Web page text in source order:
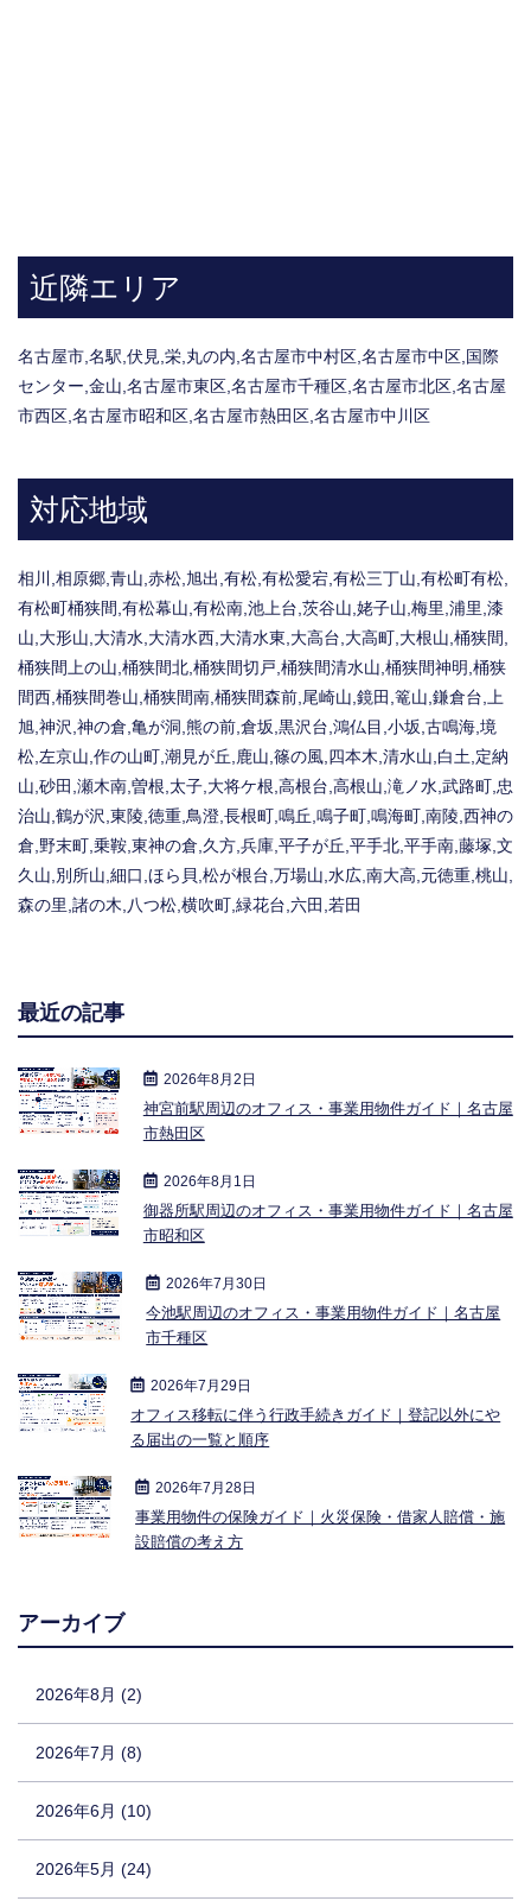
近隣エリア
名古屋市 名駅 伏見 栄 丸の内 名古屋市中村区 名古屋市中区 国際
センター 金山 名古屋市東区, 名古屋市千種区 名古屋市北区 名古屋
市西区 名古屋市昭和区 名古屋市熱田区 名古屋市中川区
対応地域
相川,相原郷,青山,赤松,旭出,有松,有松愛宕,有松三丁山,有松町有松,
有松町桶狭間,有松幕山,有松南,池上台,茨谷山,姥子山,梅里,浦里,漆
山,大形山,大清水,大清水西,大清水東,大高台,大高町,大根山,桶狭間,
桶狭間上の山,桶狭間北,桶狭間切戸,桶狭間清水山,桶狭間神明,桶狭
間西,桶狭間巻山,桶狭間南,桶狭間森前,尾崎山,鏡田,篭山,鎌倉台,上
旭,神沢,神の倉,亀が洞,熊の前,倉坂,黒沢台,鴻仏目,小坂,古鳴海,境
松,左京山,作の山町,潮見が丘,鹿山,篠の風,四本木,清水山,白土,定納
山,砂田,瀬木南,曽根,太子,大将ケ根,高根台,高根山,滝ノ水,武路町,忠
治山,鶴が沢,東陵,徳重,鳥澄,長根町,鳴丘,鳴子町,鳴海町,南陵,西神の
倉,野末町,乗鞍,東神の倉,久方,兵庫,平子が丘,平手北,平手南,藤塚,文
久山,別所山,細口,ほら貝,松が根台,万場山,水広,南大高,元徳重,桃山,
森の里,諸の木,八つ松,横吹町,緑花台,六田,若田
最近の記事
2026年8月2日
神宮前駅周辺のオフィス・事業用物件ガイド｜名古屋
市熱田区
2026年8月1日
御器所駅周辺のオフィス・事業用物件ガイド｜名古屋
市昭和区
2026年7月30日
今池駅周辺のオフィス・事業用物件ガイド｜名古屋
市千種区
2026年7月29日
オフィス移転に伴う行政手続きガイド｜登記以外にや
る届出の一覧と順序
2026年7月28日
事業用物件の保険ガイド｜火災保険・借家人賠償・施
設賠償の考え方
アーカイブ
2026年8月 (2)
2026年7月 (8)
2026年6月 (10)
2026年5月 (24)